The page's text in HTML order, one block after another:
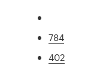
784
402